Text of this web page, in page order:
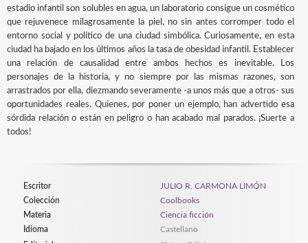
estadio infantil son solubles en agua, un laboratorio consigue un cosmético
que rejuvenece milagrosamente la piel, no sin antes corromper todo el
entorno social y político de una ciudad simbólica. Curiosamente, en esta
ciudad ha bajado en los últimos años la tasa de obesidad infantil. Establecer
una relación de causalidad entre ambos hechos es inevitable. Los
personajes de la historia, y no siempre por las mismas razones, son
arrastrados por ella, diezmando severamente -a unos más que a otros- sus
oportunidades reales. Quienes, por poner un ejemplo, han advertido esa
sórdida relación o están en peligro o han acabado mal parados. ¡Suerte a
todos!
Escritor
JULIO R. CARMONA LIMÓN
Colección
Coolbooks
Materia
Ciencia ficción
Idioma
Castellano